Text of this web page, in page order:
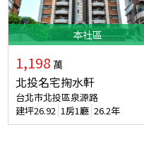
本社區
1,198 萬
北投名宅掬水軒
台北市北投區泉源路
建坪26.92 1房1廳 26.2年